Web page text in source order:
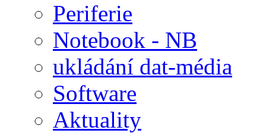
Periferie
Notebook - NB
ukládání dat-média
Software
Aktuality